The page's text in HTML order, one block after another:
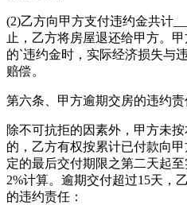
(2)乙方向甲方支付违约金共计
止，乙方将房屋退还给甲方。
的`违约金时，实际经济损失与
赔偿。
第六条、甲方逾期交房的违约责
除不可抗拒的因素外，甲方未
的，乙方有权按累计已付款向
定的最后交付期限之第二天起
2%计算。逾期交付超过15天，
的违约责任：